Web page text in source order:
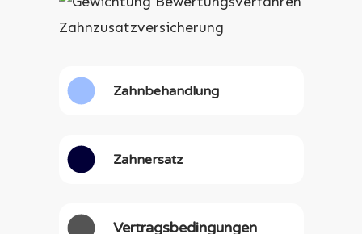
Zahnbehandlung
Zahnersatz
Vertragsbedingungen